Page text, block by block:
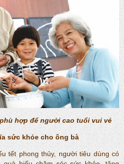
hợp để người cao tuổi vui vẻ
sức khỏe cho ông bà
tết phong thủy, người tiêu dùng có